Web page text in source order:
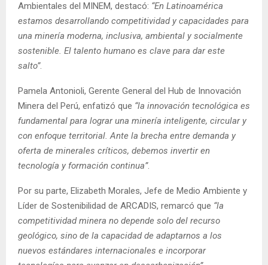
Ambientales del MINEM, destacó: “En Latinoamérica
estamos desarrollando competitividad y capacidades para
una minería moderna, inclusiva, ambiental y socialmente
sostenible. El talento humano es clave para dar este
salto”.
Pamela Antonioli, Gerente General del Hub de Innovación
Minera del Perú, enfatizó que “la innovación tecnológica es
fundamental para lograr una minería inteligente, circular y
con enfoque territorial. Ante la brecha entre demanda y
oferta de minerales críticos, debemos invertir en
tecnología y formación continua”.
Por su parte, Elizabeth Morales, Jefe de Medio Ambiente y
Líder de Sostenibilidad de ARCADIS, remarcó que “la
competitividad minera no depende solo del recurso
geológico, sino de la capacidad de adaptarnos a los
nuevos estándares internacionales e incorporar